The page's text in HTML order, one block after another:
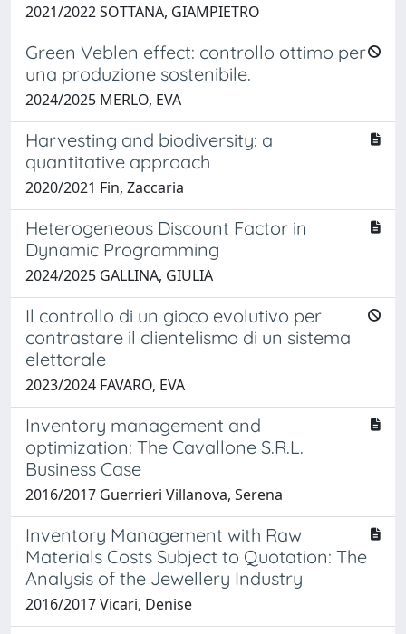
2021/2022 SOTTANA, GIAMPIETRO
Green Veblen effect: controllo ottimo per
una produzione sostenibile.
2024/2025 MERLO, EVA
Harvesting and biodiversity: a
quantitative approach
2020/2021 Fin, Zaccaria
Heterogeneous Discount Factor in
Dynamic Programming
2024/2025 GALLINA, GIULIA
Il controllo di un gioco evolutivo per
contrastare il clientelismo di un sistema
elettorale
2023/2024 FAVARO, EVA
Inventory management and
optimization: The Cavallone S.R.L.
Business Case
2016/2017 Guerrieri Villanova, Serena
Inventory Management with Raw
Materials Costs Subject to Quotation: The
Analysis of the Jewellery Industry
2016/2017 Vicari, Denise